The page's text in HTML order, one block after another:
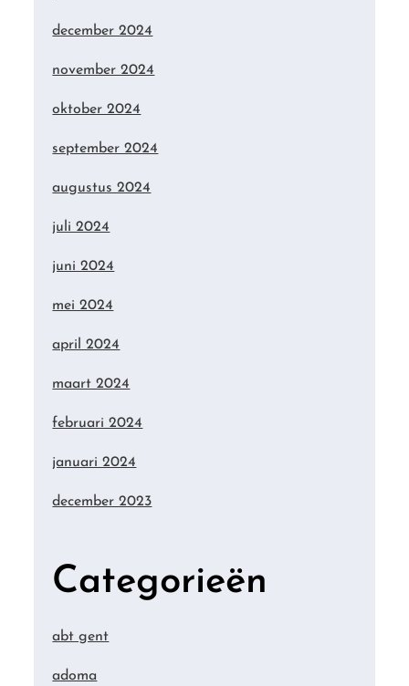
december 2024
november 2024
oktober 2024
september 2024
augustus 2024
juli 2024
juni 2024
mei 2024
april 2024
maart 2024
februari 2024
januari 2024
december 2023
Categorieën
abt gent
adoma